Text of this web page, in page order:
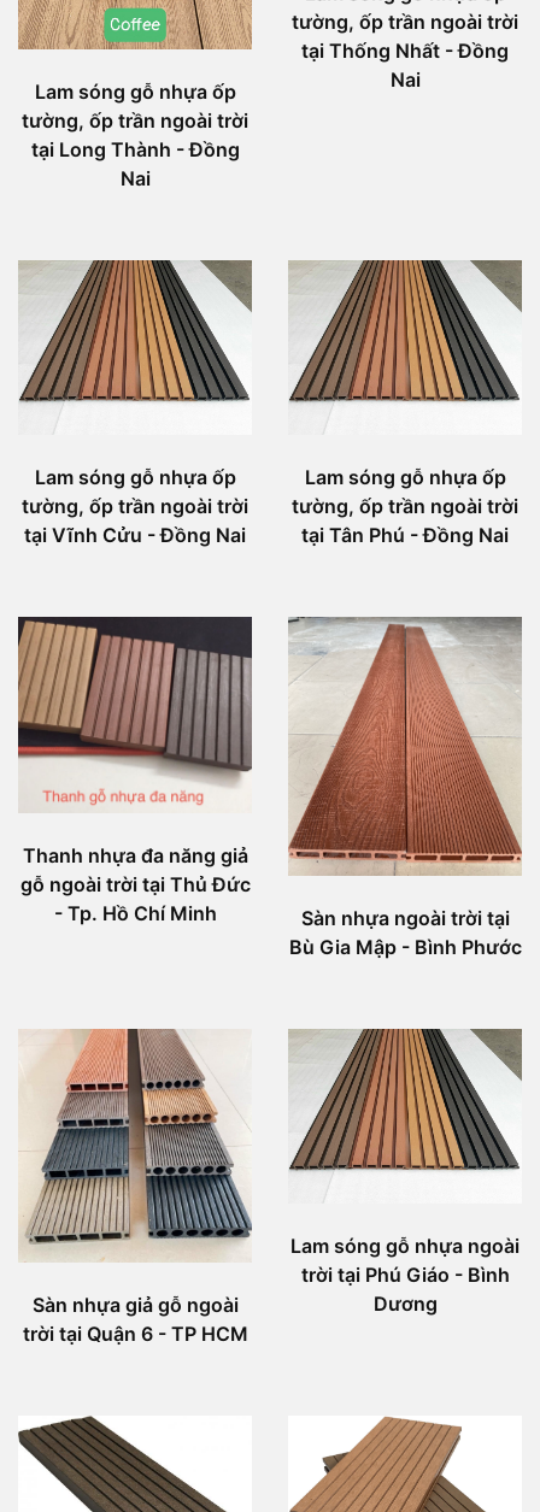
Lam sóng gỗ nhựa ốp
tường, ốp trần ngoài trời
tại Long Thành - Đồng
Nai
tường, ốp trần ngoài trời
tại Thống Nhất - Đồng
Nai
Lam sóng gỗ nhựa ốp
tường, ốp trần ngoài trời
tại Vĩnh Cửu - Đồng Nai
Lam sóng gỗ nhựa ốp
tường, ốp trần ngoài trời
tại Tân Phú - Đồng Nai
Thanh nhựa đa năng giả
gỗ ngoài trời tại Thủ Đức
- Tp. Hồ Chí Minh
Sàn nhựa ngoài trời tại
Bù Gia Mập - Bình Phước
Sàn nhựa giả gỗ ngoài
trời tại Quận 6 - TP HCM
Lam sóng gỗ nhựa ngoài
trời tại Phú Giáo - Bình
Dương